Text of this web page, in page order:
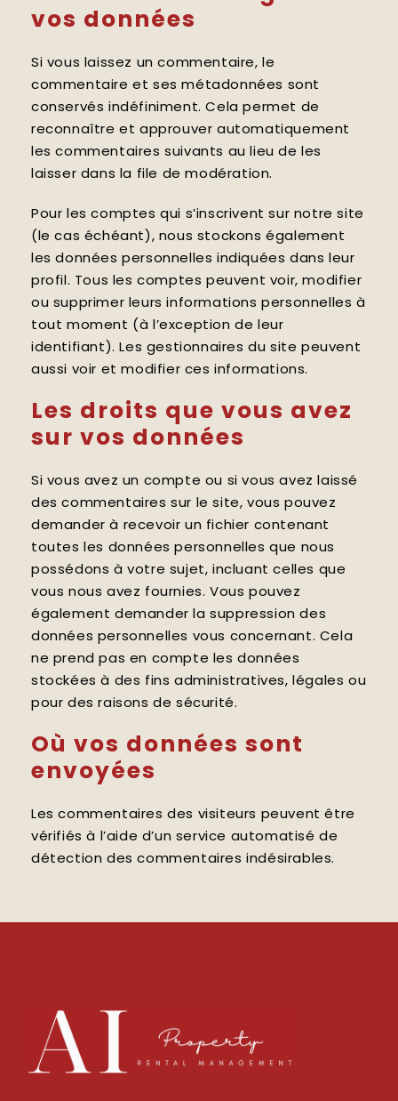
vos données
Si vous laissez un commentaire, le
commentaire et ses métadonnées sont
conservés indéfiniment. Cela permet de
reconnaître et approuver automatiquement
les commentaires suivants au lieu de les
laisser dans la file de modération.
Pour les comptes qui s’inscrivent sur notre site
(le cas échéant), nous stockons également
les données personnelles indiquées dans leur
profil. Tous les comptes peuvent voir, modifier
ou supprimer leurs informations personnelles à
tout moment (à l’exception de leur
identifiant). Les gestionnaires du site peuvent
aussi voir et modifier ces informations.
Les droits que vous avez
sur vos données
Si vous avez un compte ou si vous avez laissé
des commentaires sur le site, vous pouvez
demander à recevoir un fichier contenant
toutes les données personnelles que nous
possédons à votre sujet, incluant celles que
vous nous avez fournies. Vous pouvez
également demander la suppression des
données personnelles vous concernant. Cela
ne prend pas en compte les données
stockées à des fins administratives, légales ou
pour des raisons de sécurité.
Où vos données sont
envoyées
Les commentaires des visiteurs peuvent être
vérifiés à l’aide d’un service automatisé de
détection des commentaires indésirables.